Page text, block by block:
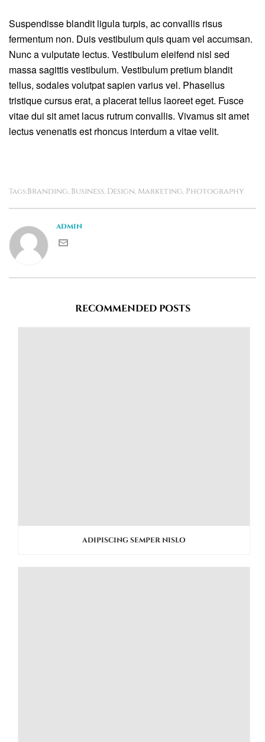
Suspendisse blandit ligula turpis, ac convallis risus
fermentum non. Duis vestibulum quis quam vel accumsan.
Nunc a vulputate lectus. Vestibulum eleifend nisl sed
massa sagittis vestibulum. Vestibulum pretium blandit
tellus, sodales volutpat sapien varius vel. Phasellus
tristique cursus erat, a placerat tellus laoreet eget. Fusce
vitae dui sit amet lacus rutrum convallis. Vivamus sit amet
lectus venenatis est rhoncus interdum a vitae velit.
Tags:Branding, Business, Design, Marketing, Photography
admin
RECOMMENDED POSTS
ADIPISCING SEMPER NISLO